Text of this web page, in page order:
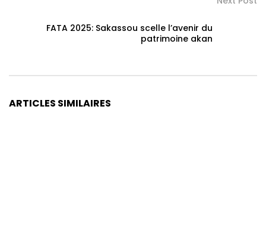
FATA 2025: Sakassou scelle l’avenir du
patrimoine akan
ARTICLES SIMILAIRES